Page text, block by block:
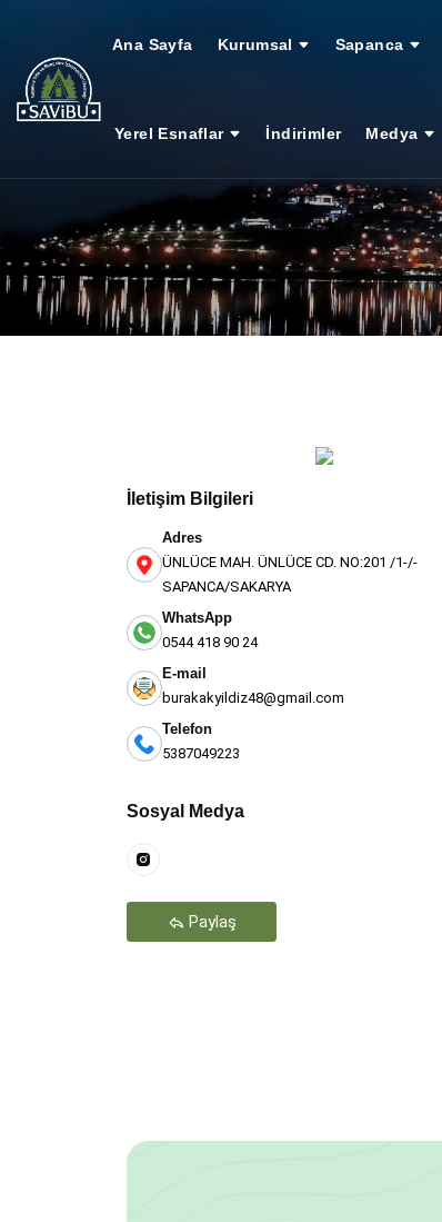
Ana Sayfa Kurumsal Sapanca
Yerel Esnaflar İndirimler Medya
İletişim Bilgileri
Adres
ÜNLÜCE MAH. ÜNLÜCE CD. NO:201 /1-/-
SAPANCA/SAKARYA
WhatsApp
0544 418 90 24
E-mail
burakakyildiz48@gmail.com
Telefon
5387049223
Sosyal Medya
Paylaş
Teşekkür Ederiz